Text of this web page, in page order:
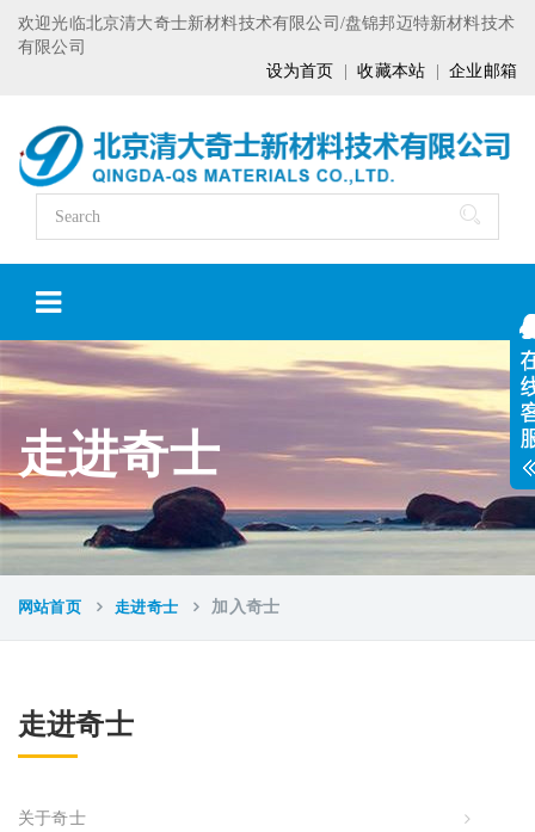
欢迎光临北京清大奇士新材料技术有限公司/盘锦邦迈特新材料技术
有限公司
设为首页 |收藏本站 |企业邮箱
走进奇士
网站首页 走进奇士 加入奇士
走进奇士
关于奇士